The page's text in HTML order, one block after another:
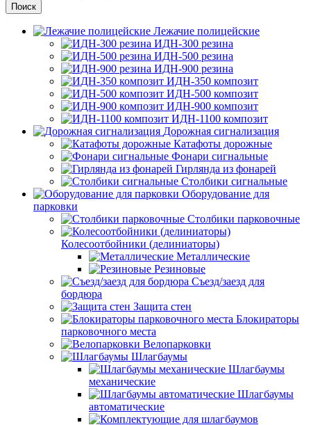
Лежачие полицейские
ИДН-300 резина
ИДН-500 резина
ИДН-900 резина
ИДН-350 композит
ИДН-500 композит
ИДН-900 композит
ИДН-1100 композит
Дорожная сигнализация
Катафоты дорожные
Фонари сигнальные
Гирлянда из фонарей
Столбики сигнальные
Оборудование для
парковки
Столбики парковочные
Колесоотбойники (делиниаторы)
Металлические
Резиновые
Съезд/заезд для
бордюра
Защита стен
Блокираторы
парковочного места
Велопарковки
Шлагбаумы
Шлагбаумы
механические
Шлагбаумы
автоматические